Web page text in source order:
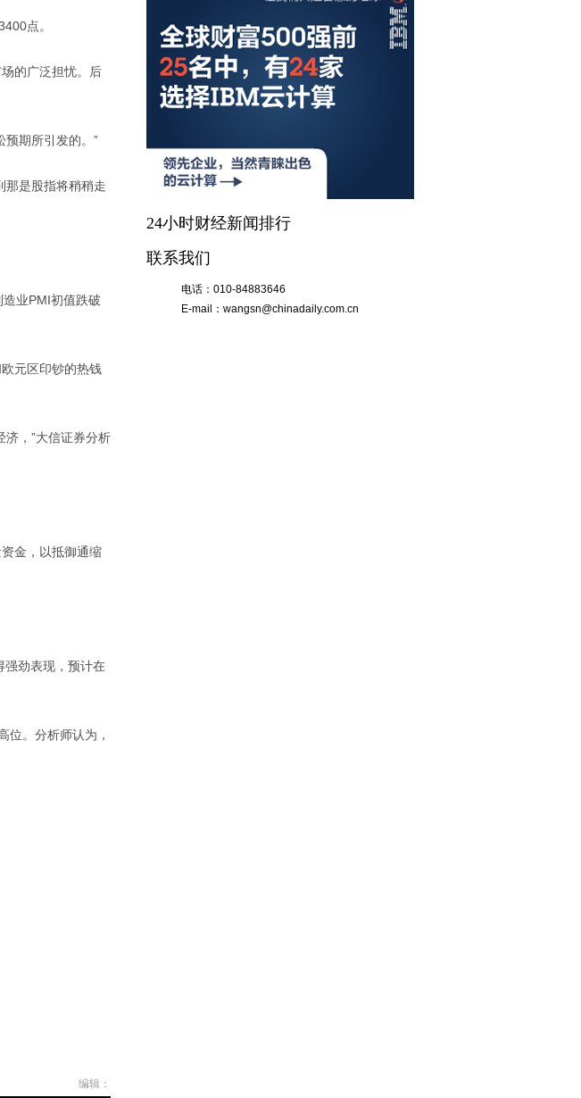
点。
的广泛担忧。后
期所引发的。”
是股指将稍稍走
业PMI初值跌破
元区印钞的热钱
，”大信证券分析
金，以抵御通缩
劲表现，预计在
。分析师认为，
编辑：
24小时财经新闻排行
联系我们
电话： 010-84883646
E-mail： wangsn@chinadaily.com.cn